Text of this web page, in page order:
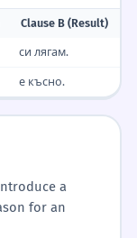
Clause B (Result)
си лягам.
е късно.
a
for an